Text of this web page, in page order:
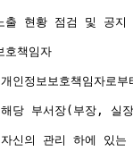
현황 점검 및 공지
호책임자
인정보보호책임자로
당 부서장(부장, 실
신의 관리 하에 있